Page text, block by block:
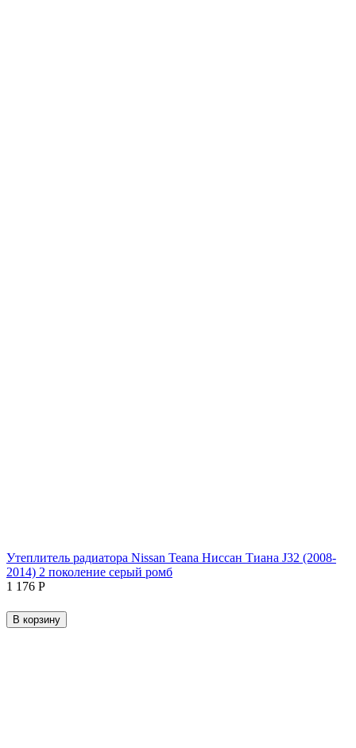
Утеплитель радиатора Nissan Teana Ниссан Тиана J32 (2008-
2014) 2 поколение серый ромб
1 176 Р
В корзину